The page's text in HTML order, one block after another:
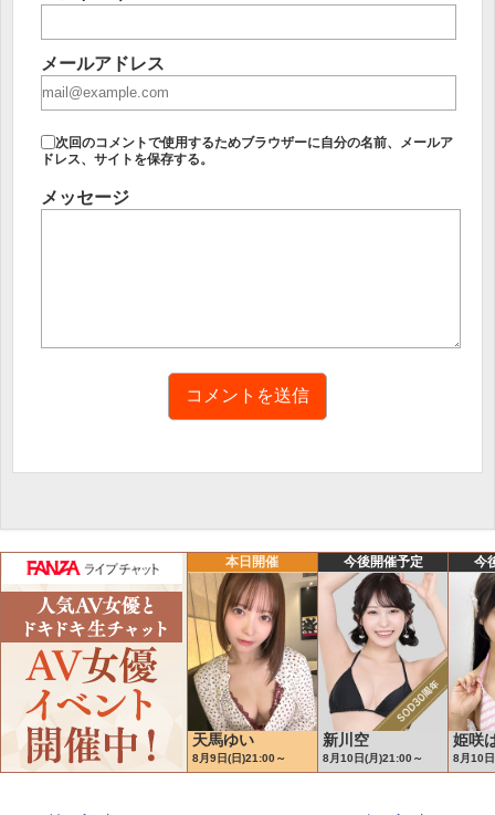
メールアドレス
次回のコメントで使用するためブラウザーに自分の名前、メールア
ドレス、サイトを保存する。
メッセージ